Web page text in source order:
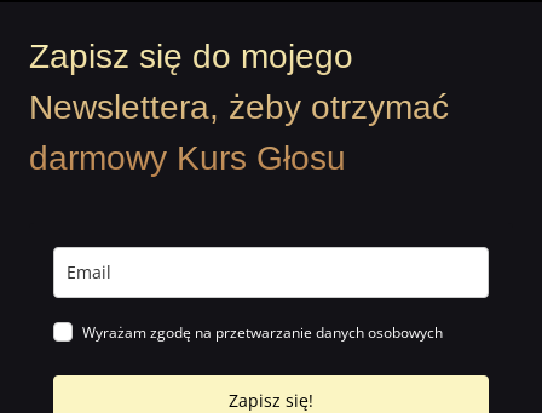
Zapisz się do mojego
Newslettera, żeby otrzymać
darmowy Kurs Głosu
Wyrażam zgodę na przetwarzanie danych osobowych
Zapisz się!